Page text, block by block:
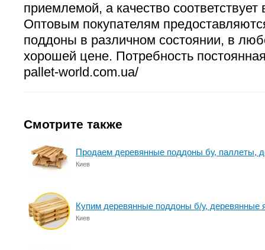
приемлемой, а качество
Оптовым покупателям
поддоны в различном состоянии, в
хорошей цене. Потребность
pallet-world.com.ua/
Смотрите также
Продаем деревянные поддоны бу, паллеты,
Киев
Купим деревянные поддоны б/у, деревянные
Киев